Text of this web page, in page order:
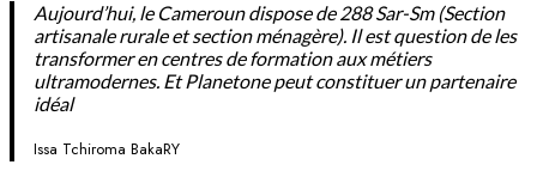
Aujourd’hui, le Cameroun dispose de 288 Sar-Sm (Section
artisanale rurale et section ménagère). Il est question de les
transformer en centres de formation aux métiers
ultramodernes. Et Planetone peut constituer un partenaire
idéal
Issa Tchiroma BakaRY